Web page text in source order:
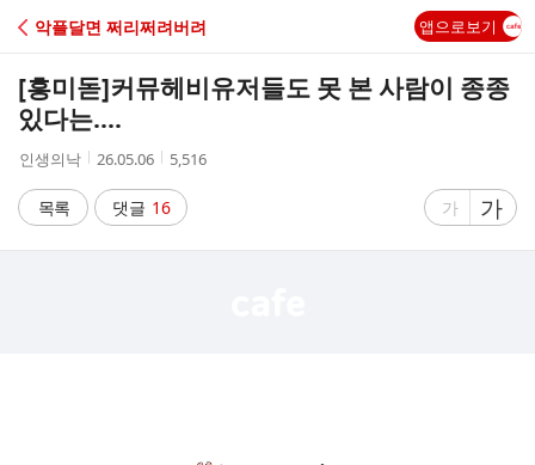
C
A
악플달면 쩌리쩌려버려 앱으로보기
[흥미돋]커뮤헤비유저들도 못 본 사람이 종종
있다는....
작
자
인생의낙
작
시
간
26.05.06
조
수
5,516
목록 댓글 16
글
가
글
자
가